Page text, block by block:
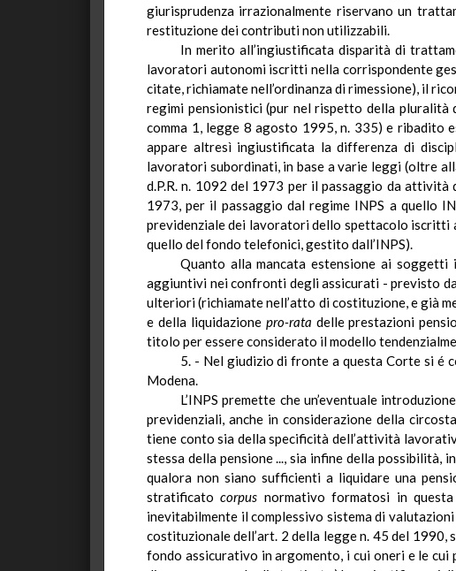
giurisprudenza irrazionalmente riservano un
restituzione dei contributi non utilizzabili.
In merito all’ingiustificata disparità di
lavoratori autonomi iscritti nella corrispondente
citate, richiamate nell’ordinanza di rimessione), il
regimi pensionistici(pur nel rispetto della pluralità
comma 1, legge 8 agosto 1995, n. 335) e ribadito
appare altresì ingiustificata la differenza di
lavoratori subordinati, in base a varie leggi (oltre
d.P.R. n. 1092 del 1973 per il passaggio da attività
1973, per il passaggio dal regime INPS a quello
previdenziale dei lavoratori dello spettacolo iscritti
quello del fondo telefonici, gestito dall’INPS).
Quanto alla mancata estensione ai
aggiuntivi nei confronti degli assicurati - previsto
ulteriori(richiamate nell’atto di costituzione, e già
e della liquidazione pro-rata delle prestazioni
titolo per essere considerato il modello
5. - Nel giudizio di fronte a questa Corte si é
Modena.
L’INPS premette che un’eventuale
previdenziali, anche in considerazione della
tiene conto sia della specificità dell’attività
stessa della pensione ..., sia infine della
qualora non siano sufficienti a liquidare una
stratificatocorpus normativo formatosi in
inevitabilmente il complessivo sistema di
costituzionale dell’art. 2 della legge n. 45 del 1990,
fondo assicurativo in argomento, i cui oneri e le